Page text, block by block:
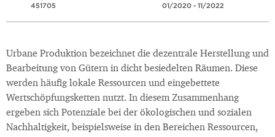
451705
01/2020 - 11/2022
Urbane Produktion bezeichnet die dezentrale Herstellung und
Bearbeitung von Gütern in dicht besiedelten Räumen. Diese
werden häufig lokale Ressourcen und eingebettete
Wertschöpfungsketten nutzt. In diesem Zusammenhang
ergeben sich Potenziale bei der ökologischen und sozialen
Nachhaltigkeit, beispielsweise in den Bereichen Ressourcen,